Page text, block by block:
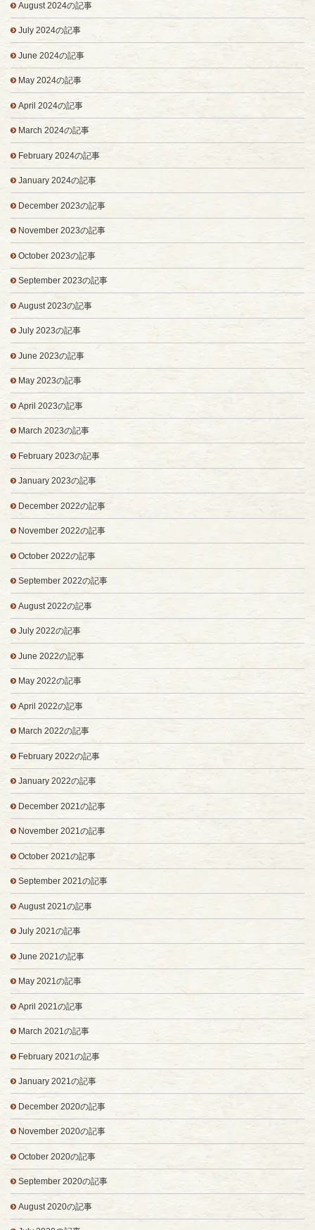
August 2024の記事
July 2024の記事
June 2024の記事
May 2024の記事
April 2024の記事
March 2024の記事
February 2024の記事
January 2024の記事
December 2023の記事
November 2023の記事
October 2023の記事
September 2023の記事
August 2023の記事
July 2023の記事
June 2023の記事
May 2023の記事
April 2023の記事
March 2023の記事
February 2023の記事
January 2023の記事
December 2022の記事
November 2022の記事
October 2022の記事
September 2022の記事
August 2022の記事
July 2022の記事
June 2022の記事
May 2022の記事
April 2022の記事
March 2022の記事
February 2022の記事
January 2022の記事
December 2021の記事
November 2021の記事
October 2021の記事
September 2021の記事
August 2021の記事
July 2021の記事
June 2021の記事
May 2021の記事
April 2021の記事
March 2021の記事
February 2021の記事
January 2021の記事
December 2020の記事
November 2020の記事
October 2020の記事
September 2020の記事
August 2020の記事